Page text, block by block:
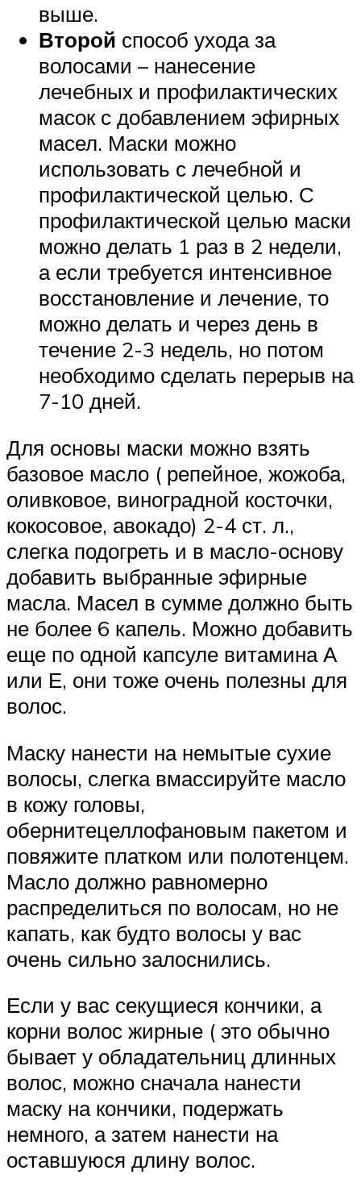
выше.
Второй способ ухода за
волосами – нанесение
лечебных и профилактических
масок с добавлением эфирных
масел. Маски можно
использовать с лечебной и
профилактической целью. С
профилактической целью маски
можно делать 1 раз в 2 недели,
а если требуется интенсивное
восстановление и лечение, то
можно делать и через день в
течение 2-3 недель, но потом
необходимо сделать перерыв на
7-10 дней.
Для основы маски можно взять
базовое масло ( репейное, жожоба,
оливковое, виноградной косточки,
кокосовое, авокадо) 2-4 ст. л.,
слегка подогреть и в масло-основу
добавить выбранные эфирные
масла. Масел в сумме должно быть
не более 6 капель. Можно добавить
еще по одной капсуле витамина А
или Е, они тоже очень полезны для
волос.
Маску нанести на немытые сухие
волосы, слегка вмассируйте масло
в кожу головы,
обернитецеллофановым пакетом и
повяжите платком или полотенцем.
Масло должно равномерно
распределиться по волосам, но не
капать, как будто волосы у вас
очень сильно залоснились.
Если у вас секущиеся кончики, а
корни волос жирные ( это обычно
бывает у обладательниц длинных
волос, можно сначала нанести
маску на кончики, подержать
немного, а затем нанести на
оставшуюся длину волос.